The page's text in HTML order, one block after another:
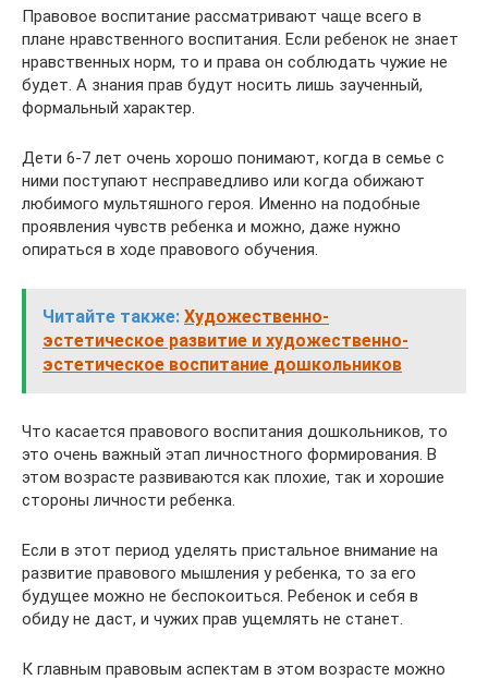
Правовое воспитание рассматривают чаще всего в
плане нравственного воспитания. Если ребенок не знает
нравственных норм, то и права он соблюдать чужие не
будет. А знания прав будут носить лишь заученный,
формальный характер.
Дети 6-7 лет очень хорошо понимают, когда в семье с
ними поступают несправедливо или когда обижают
любимого мультяшного героя. Именно на подобные
проявления чувств ребенка и можно, даже нужно
опираться в ходе правового обучения.
Читайте также: Художественно-
эстетическое развитие и художественно-
эстетическое воспитание дошкольников
Что касается правового воспитания дошкольников, то
это очень важный этап личностного формирования. В
этом возрасте развиваются как плохие, так и хорошие
стороны личности ребенка.
Если в этот период уделять пристальное внимание на
развитие правового мышления у ребенка, то за его
будущее можно не беспокоиться. Ребенок и себя в
обиду не даст, и чужих прав ущемлять не станет.
К главным правовым аспектам в этом возрасте можно